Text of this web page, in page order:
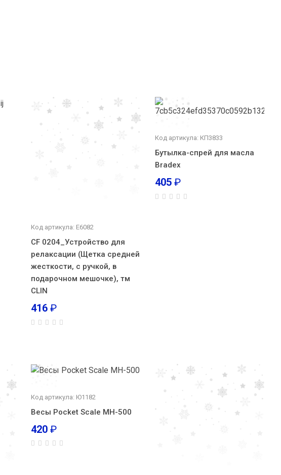
Код артикула: E6082
CF 0204_Устройство для
релаксации (Щетка средней
жесткости, с ручкой, в
подарочном мешочке), тм
CLIN
416 ₽
Код артикула: КП3833
Бутылка-спрей для масла
Bradex
405 ₽
Код артикула: Ю1182
Весы Pocket Scale MH-500
420 ₽